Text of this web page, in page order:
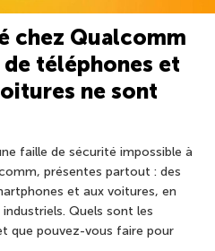
chez Qualcomm
téléphones et
ne sont
faille de sécurité impossible à
présentes partout : des
et aux voitures, en
Quels sont les
que pouvez-vous faire pour